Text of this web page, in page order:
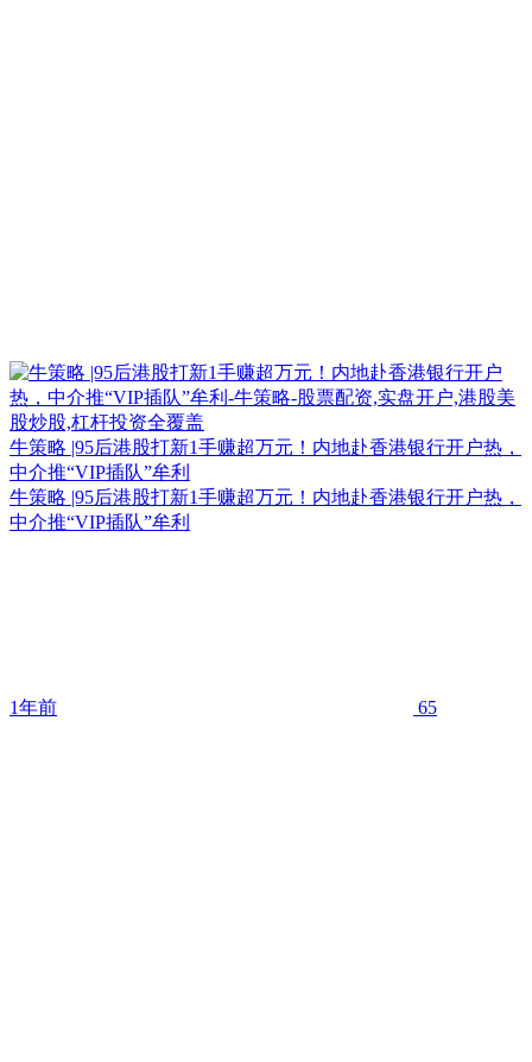
牛策略 |95后港股打新1手赚超万元！内地赴香港银行开户热，
中介推“VIP插队”牟利
牛策略 |95后港股打新1手赚超万元！内地赴香港银行开户热，
中介推“VIP插队”牟利
1年前 65